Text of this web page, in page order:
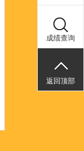
成绩查询
返回顶部